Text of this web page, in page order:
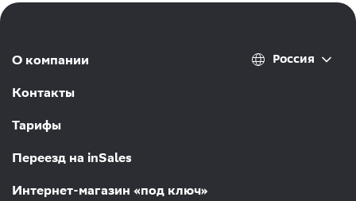
О компании
Контакты
Тарифы
Переезд на inSales
Интернет-магазин «под ключ»
Россия